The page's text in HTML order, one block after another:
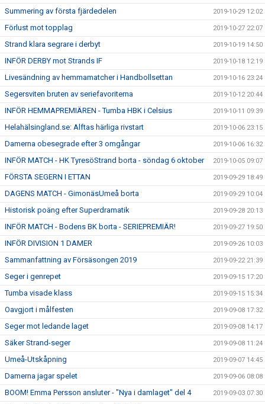
Summering av första fjärdedelen 2019-10-29 12:02
Förlust mot topplag 2019-10-27 22:07
Strand klara segrare i derbyt 2019-10-19 14:50
INFÖR DERBY mot Strands IF 2019-10-18 12:19
Livesändning av hemmamatcher i Handbollsettan 2019-10-16 23:24
Segersviten bruten av seriefavoriterna 2019-10-12 20:44
INFÖR HEMMAPREMIÄREN - Tumba HBK i Celsius 2019-10-11 09:39
Helahälsingland.se: Alftas härliga rivstart 2019-10-06 23:15
Damerna obesegrade efter 3 omgångar 2019-10-06 16:32
INFÖR MATCH - HK TyresöStrand borta - söndag 6 oktober 2019-10-05 09:07
FÖRSTA SEGERN I ETTAN 2019-09-29 18:49
DAGENS MATCH - GimonäsUmeå borta 2019-09-29 10:04
Historisk poäng efter Superdramatik 2019-09-28 20:13
INFÖR MATCH - Bodens BK borta - SERIEPREMIÄR! 2019-09-27 19:50
INFÖR DIVISION 1 DAMER 2019-09-26 10:03
Sammanfattning av Försäsongen 2019 2019-09-22 21:39
Seger i genrepet 2019-09-15 17:20
Tumba visade klass 2019-09-15 15:34
Oavgjort i målfesten 2019-09-08 17:32
Seger mot ledande laget 2019-09-08 14:17
Säker Strand-seger 2019-09-08 11:24
Umeå-Utskåpning 2019-09-07 14:45
Damerna jagar spelet 2019-09-06 08:08
BOOM! Emma Persson ansluter - "Nya i damlaget" del 4 2019-09-03 07:30